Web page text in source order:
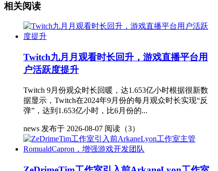
相关阅读
Twitch九月月观看时长回升，游戏直播平台用
户活跃度提升
Twitch 9月份观众时长回暖，达1.653亿小时根据很新数
据显示，Twitch在2024年9月份的每月观众时长实现“反
弹”，达到1.653亿小时，比6月份的...
news 发布于 2026-08-07 阅读（3）